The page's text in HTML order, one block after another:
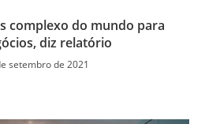
complexo do mundo para
diz relatório
setembro de 2021